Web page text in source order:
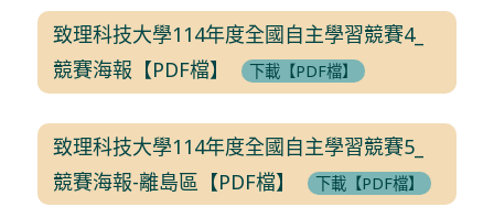
致理科技大學114年度全國自主學習競賽4_
競賽海報【PDF檔】
下載【PDF檔】
致理科技大學114年度全國自主學習競賽5_
競賽海報-離島區【PDF檔】
下載【PDF檔】